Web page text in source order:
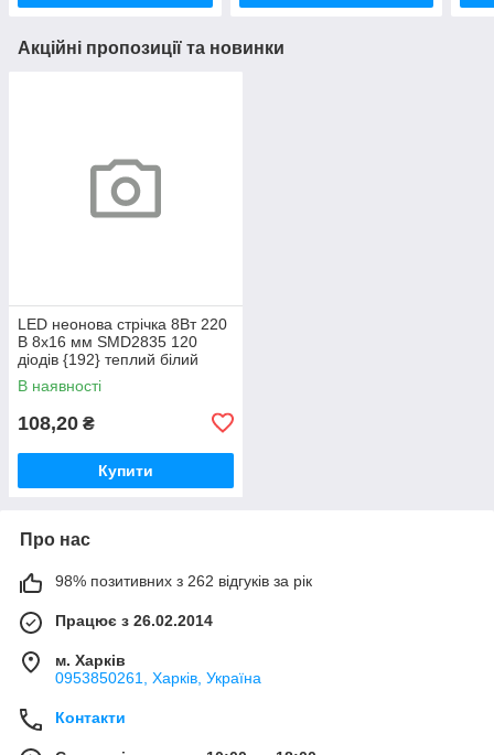
Акційні пропозиції та новинки
LED неонова стрічка 8Вт 220
В 8х16 мм SMD2835 120
діодів {192} теплий білий
3000K, серія Neon, гарантія 3
роки
В наявності
108,20 ₴
Купити
Про нас
98% позитивних з 262 відгуків за рік
Працює з 26.02.2014
м. Харків
0953850261, Харків, Україна
Контакти